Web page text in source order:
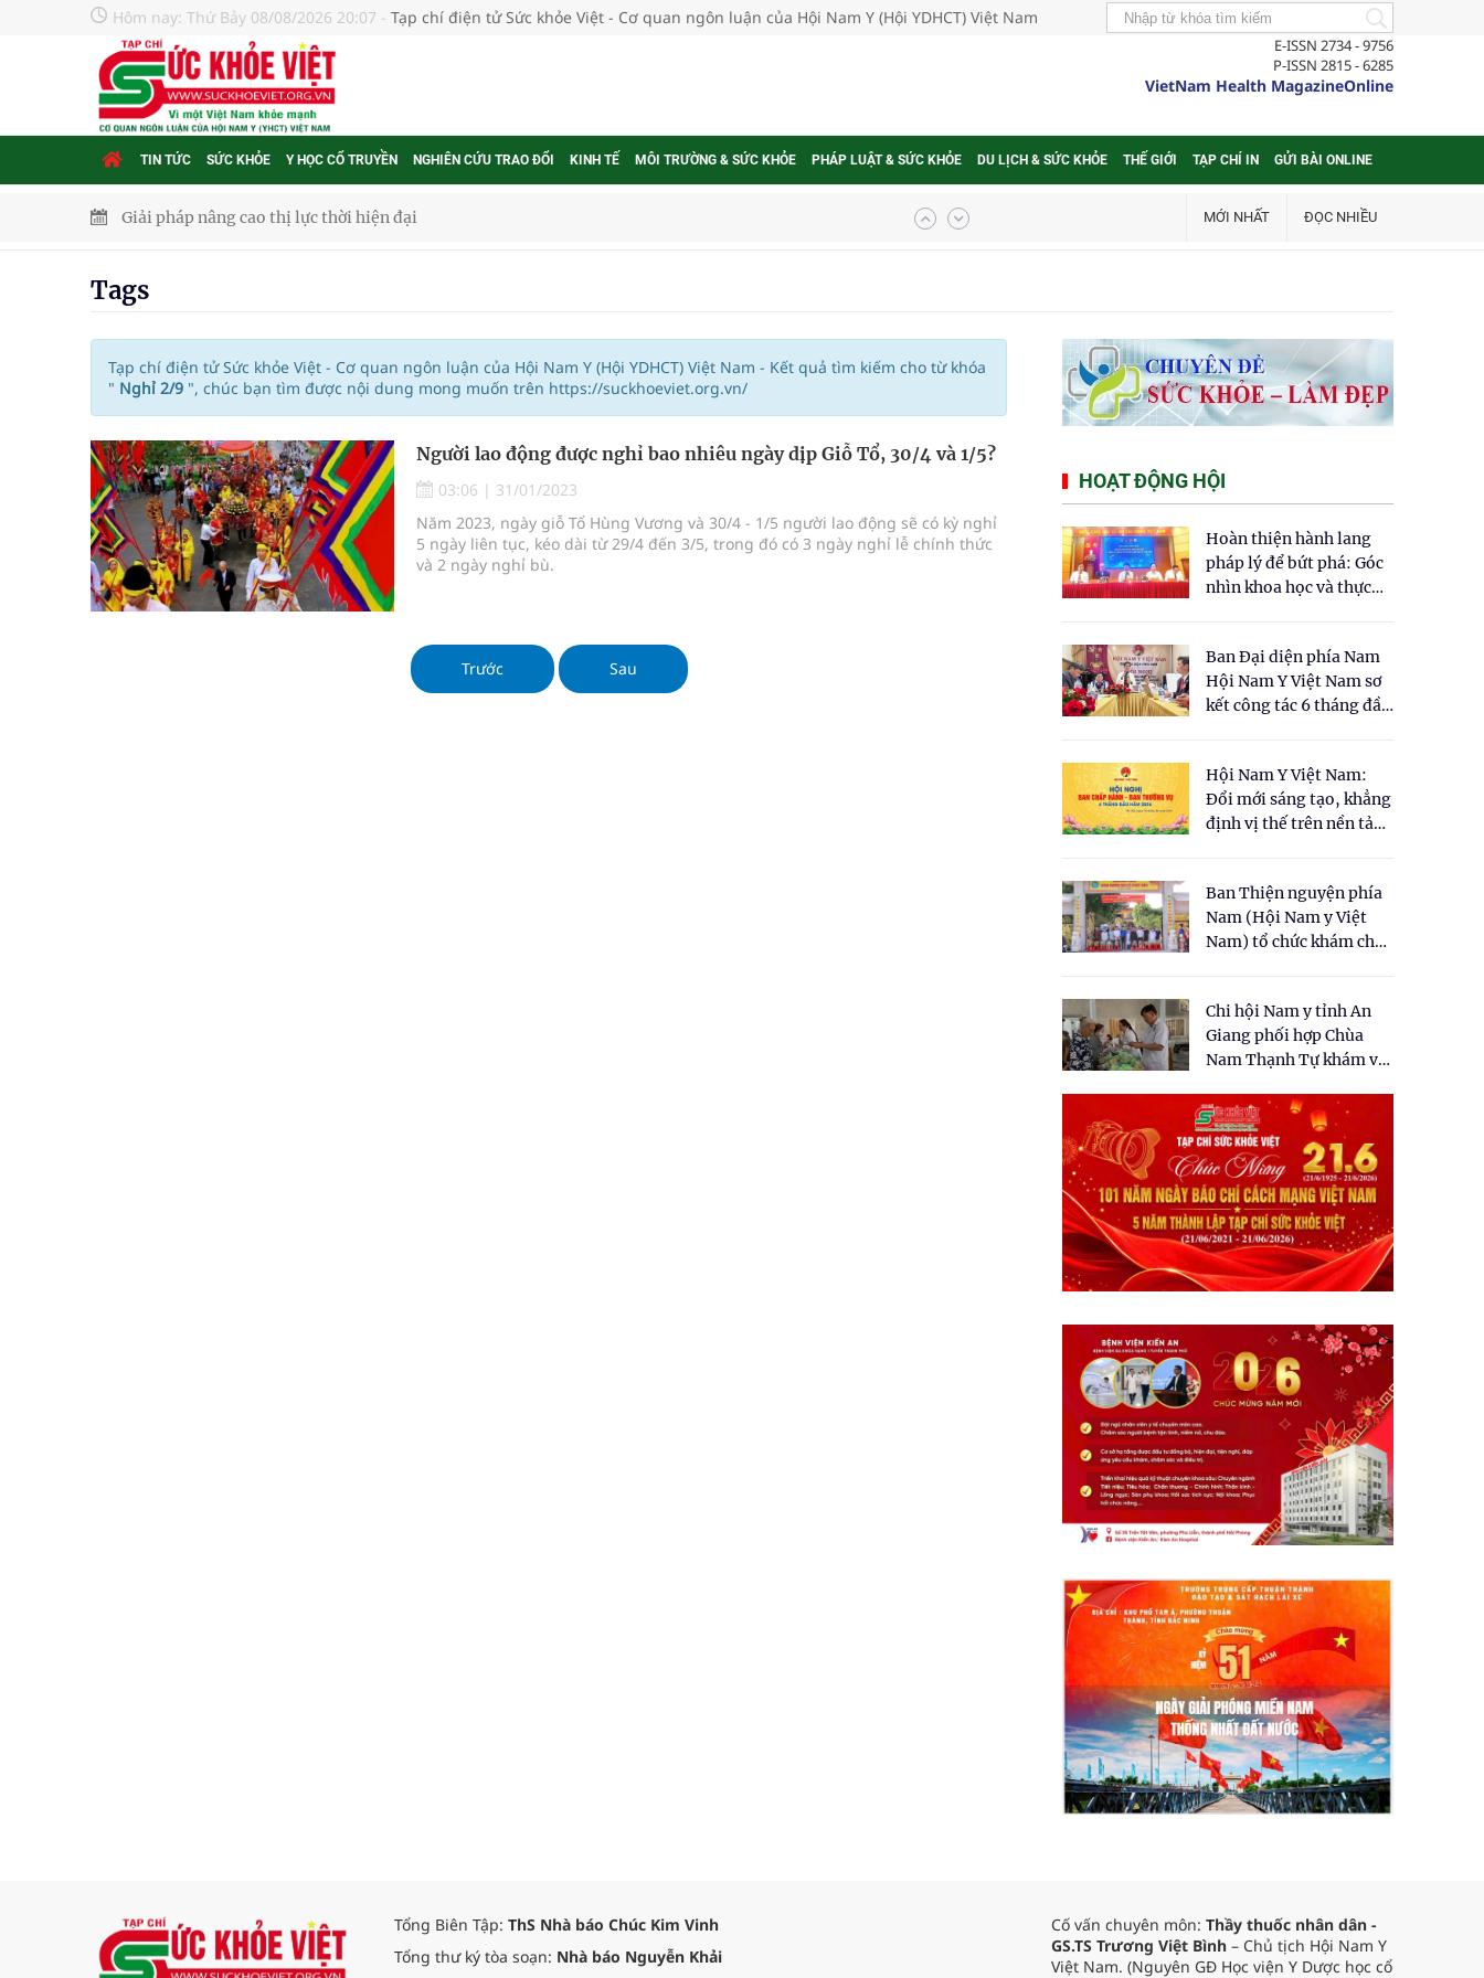
Hôm nay: Thứ Bảy 08/08/2026 20:07 - Tạp chí điện tử Sức khỏe Việt - Cơ quan ngôn luận của Hội Nam Y (Hội YDHCT) Việt Nam
E-ISSN 2734 - 9756
P-ISSN 2815 - 6285
VietNam Health MagazineOnline
TIN TỨC SỨC KHỎE Y HỌC CỔ TRUYỀN NGHIÊN CỨU TRAO ĐỔI KINH TẾ MÔI TRƯỜNG & SỨC KHỎE PHÁP LUẬT & SỨC KHỎE DU LỊCH & SỨC KHỎE THẾ GIỚI TẠP CHÍ IN GỬI BÀI ONLINE
Giải pháp nâng cao thị lực thời hiện đại
Dự báo thời tiết ngày 08/8/2026: Bắc Bộ nắng nóng, nhiệt độ cao nhất 35 độ
Đắk Lắk: Đẩy nhanh tiến độ khám sức khỏe định kỳ, khám sàng lọc cho người dân
Tổng hợp những cách trị thâm body nách, bẹn, mông cực hiệu quả
Tỷ lệ tật khúc xạ ở trẻ gia tăng: Khuyến nghị của chuyên gia
Nhiều lợi thế để nâng chất lượng y tế
Vương Thành Công: Khi việc học bắt đầu từ trải nghiệm thực tế
Tầm soát sớm ung thư vú giúp cứu sống hàng nghìn phụ nữ mỗi năm
MỚI NHẤT ĐỌC NHIỀU
Tags
Tạp chí điện tử Sức khỏe Việt - Cơ quan ngôn luận của Hội Nam Y (Hội YDHCT) Việt Nam - Kết quả tìm kiếm cho từ khóa
" Nghỉ 2/9 ", chúc bạn tìm được nội dung mong muốn trên https://suckhoeviet.org.vn/
Người lao động được nghỉ bao nhiêu ngày dịp Giỗ Tổ, 30/4 và 1/5?
03:06 | 31/01/2023
Năm 2023, ngày giỗ Tổ Hùng Vương và 30/4 - 1/5 người lao động sẽ có kỳ nghỉ
5 ngày liên tục, kéo dài từ 29/4 đến 3/5, trong đó có 3 ngày nghỉ lễ chính thức
và 2 ngày nghỉ bù.
Trước Sau
HOẠT ĐỘNG HỘI
Hoàn thiện hành lang
pháp lý để bứt phá: Góc
nhìn khoa học và thực
cho Luật Y dược cổ
truyền Việt Nam"
Ban Đại diện phía Nam
Hội Nam Y Việt Nam sơ
kết công tác 6 tháng đầu
Hội Nam Y Việt Nam:
Đổi mới sáng tạo, khẳng
định vị thế trên nền tảng
Ban Thiện nguyện phía
Nam (Hội Nam y Việt
Nam) tổ chức khám chữa
dân tại xã Tân Tập
Chi hội Nam y tỉnh An
Giang phối hợp Chùa
Nam Thạnh Tự khám và
nhân dân
Tổng Biên Tập: ThS Nhà báo Chúc Kim Vinh
Tổng thư ký tòa soạn: Nhà báo Nguyễn Khải
Cố vấn chuyên môn: Thầy thuốc nhân dân -
GS.TS Trương Việt Bình – Chủ tịch Hội Nam Y
Việt Nam. (Nguyên GĐ Học viện Y Dược học cổ